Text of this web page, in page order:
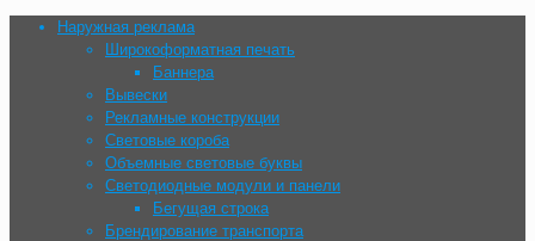
Наружная реклама
Широкоформатная печать
Баннера
Вывески
Рекламные конструкции
Световые короба
Объемные световые буквы
Cветодиодные модули и панели
Бегущая строка
Брендирование транспорта